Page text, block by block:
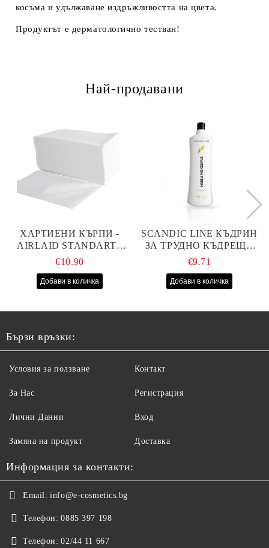
косъма и удължаване издръжливостта на цвета.
Продуктът е дерматологично тестван!
Най-продавани
ХАРТИЕНИ КЪРПИ -
AIRLAID STANDART -
40СМ/70СМ - 100БР
€10.90
SCANDIC LINE КЪДРИН
ЗА ТРУДНО КЪДРЕЩА
СЕ КОСА 1000МЛ
€9.71
Бързи връзки:
Условия за ползване
За Нас
Лични Данни
Замяна на продукт
Контакт
Регистрация
Вход
Доставка
Информация за контакти:
Email: info@e-cosmetics.bg
Телефон: 0885 397 198
Телефон: 02/44 11 667